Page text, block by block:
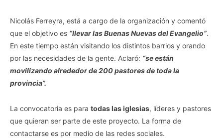
Nicolás Ferreyra, está a cargo de la organización y comentó
que el objetivo es “llevar las Buenas Nuevas del Evangelio”.
En este tiempo están visitando los distintos barrios y orando
por las necesidades de la gente. Aclaró: “se están
movilizando alrededor de 200 pastores de toda la
provincia”.
La convocatoria es para todas las iglesias, líderes y pastores
que quieran ser parte de este proyecto. La forma de
contactarse es por medio de las redes sociales.